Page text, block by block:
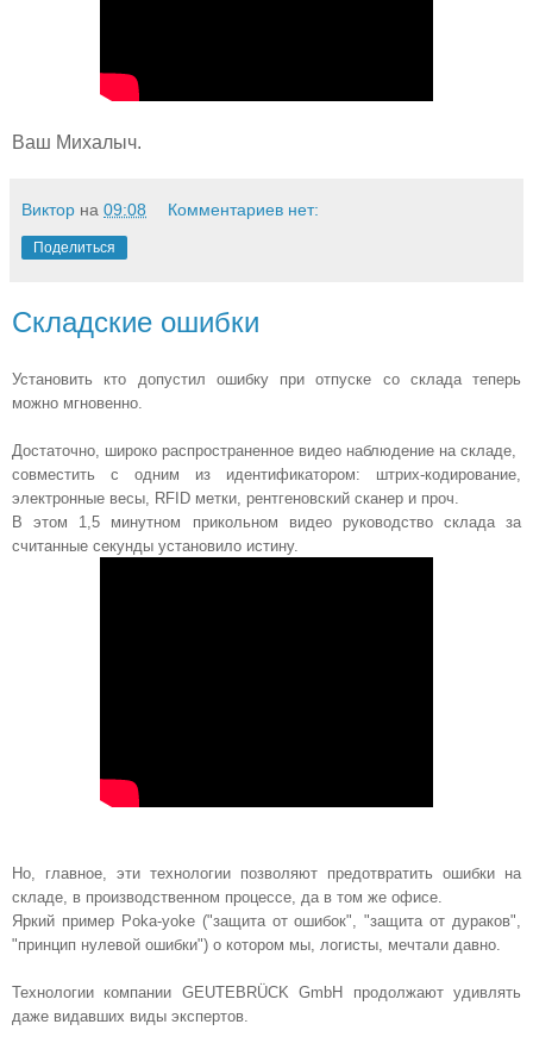
Ваш Михалыч.
Виктор на 09:08 Комментариев нет:
Поделиться
Складские ошибки
Установить кто допустил ошибку при отпуске со склада теперь
можно мгновенно.
Достаточно, широко распространенное видео наблюдение на складе,
совместить с одним из идентификатором: штрих-кодирование,
электронные весы, RFID метки, рентгеновский сканер и проч.
В этом 1,5 минутном прикольном видео руководство склада за
считанные секунды установило истину.
Но, главное, эти технологии позволяют предотвратить ошибки на
складе, в производственном процессе, да в том же офисе.
Яркий пример Poka-yoke ("защита от ошибок", "защита от дураков",
"принцип нулевой ошибки") о котором мы, логисты, мечтали давно.
Технологии компании GEUTEBRÜCK GmbH продолжают удивлять
даже видавших виды экспертов.